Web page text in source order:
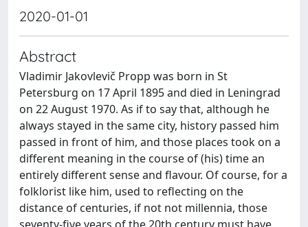
2020-01-01
Abstract
Vladimir Jakovlevič Propp was born in St
Petersburg on 17 April 1895 and died in Leningrad
on 22 August 1970. As if to say that, although he
always stayed in the same city, history passed him
passed in front of him, and those places took on a
different meaning in the course of (his) time an
entirely different sense and flavour. Of course, for a
folklorist like him, used to reflecting on the
distance of centuries, if not not millennia, those